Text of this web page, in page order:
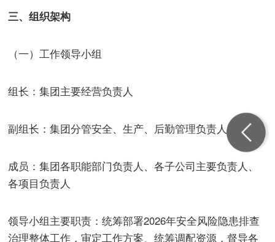
三、组织架构
（一）工作领导小组
组长：集团主要经营负责人
副组长：集团分管安全、生产、后勤管理负责人
成员：集团各职能部门负责人、各子公司主要负责人、
各项目负责人
领导小组主要职责：统筹部署2026年安全风险隐患排查
治理整体工作，审定工作方案、统筹调配资源，督导各